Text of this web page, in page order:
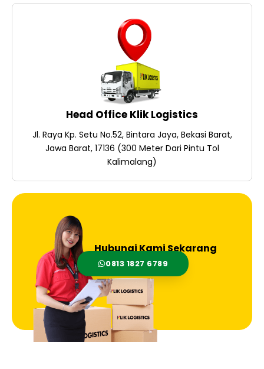
Head Office Klik Logistics
Jl. Raya Kp. Setu No.52, Bintara Jaya, Bekasi Barat,
Jawa Barat, 17136 (300 Meter Dari Pintu Tol
Kalimalang)
Hubungi Kami Sekarang
0813 1827 6789